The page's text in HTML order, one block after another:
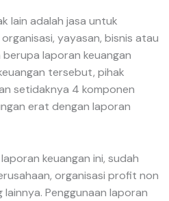
lain adalah jasa untuk
yayasan, bisnis atau
laporan keuangan
tersebut, pihak
setidaknya 4 komponen
erat dengan laporan
keuangan ini, sudah
organisasi profit non
Penggunaan laporan